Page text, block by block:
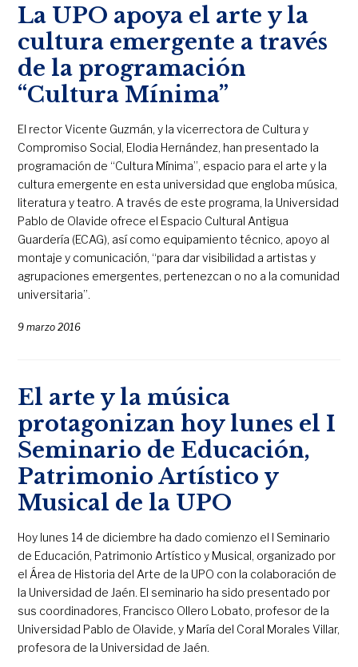
La UPO apoya el arte y la
cultura emergente a través
de la programación
“Cultura Mínima”
El rector Vicente Guzmán, y la vicerrectora de Cultura y
Compromiso Social, Elodia Hernández, han presentado la
programación de “Cultura Mínima”, espacio para el arte y la
cultura emergente en esta universidad que engloba música,
literatura y teatro. A través de este programa, la Universidad
Pablo de Olavide ofrece el Espacio Cultural Antigua
Guardería (ECAG), así como equipamiento técnico, apoyo al
montaje y comunicación, “para dar visibilidad a artistas y
agrupaciones emergentes, pertenezcan o no a la comunidad
universitaria”.
9 marzo 2016
El arte y la música
protagonizan hoy lunes el I
Seminario de Educación,
Patrimonio Artístico y
Musical de la UPO
Hoy lunes 14 de diciembre ha dado comienzo el I Seminario
de Educación, Patrimonio Artístico y Musical, organizado por
el Área de Historia del Arte de la UPO con la colaboración de
la Universidad de Jaén. El seminario ha sido presentado por
sus coordinadores, Francisco Ollero Lobato, profesor de la
Universidad Pablo de Olavide, y María del Coral Morales Villar,
profesora de la Universidad de Jaén.